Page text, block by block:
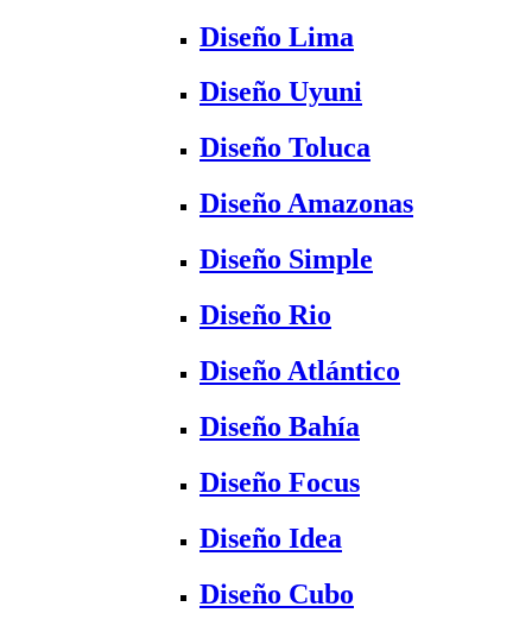
Diseño Lima
Diseño Uyuni
Diseño Toluca
Diseño Amazonas
Diseño Simple
Diseño Rio
Diseño Atlántico
Diseño Bahía
Diseño Focus
Diseño Idea
Diseño Cubo